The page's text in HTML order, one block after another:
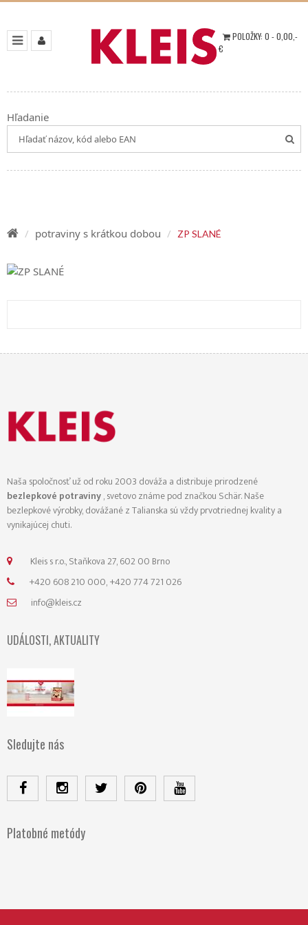
POLOŽKY:0 -0,00 ,-
€
Hľadanie
potraviny s krátkou dobou ZP SLANÉ
Naša spoločnosť už od roku 2003 dováža a distribuje prirodzené
bezlepkové potraviny, svetovo známe pod značkou Schär. Naše
bezlepkové výrobky, dovážané z Talianska sú vždy prvotriednej kvality a
vynikajúcej chuti.
Kleis s r.o., Staňkova 27, 602 00 Brno
+420 608 210 000, +420 774 721 026
info@kleis.cz
UDÁLOSTI, AKTUALITY
Sledujte nás
Platobné metódy